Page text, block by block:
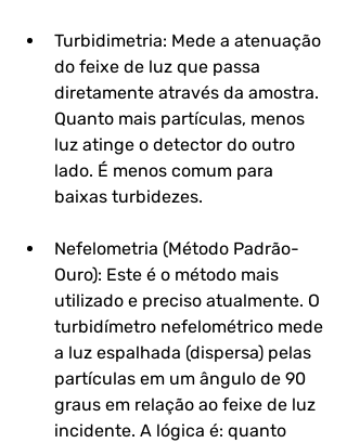
Turbidimetria: Mede a atenuação
do feixe de luz que passa
diretamente através da amostra.
Quanto mais partículas, menos
luz atinge o detector do outro
lado. É menos comum para
baixas turbidezes.
Nefelometria (Método Padrão-
Ouro): Este é o método mais
utilizado e preciso atualmente. O
turbidímetro nefelométrico mede
a luz espalhada (dispersa) pelas
partículas em um ângulo de 90
graus em relação ao feixe de luz
incidente. A lógica é: quanto